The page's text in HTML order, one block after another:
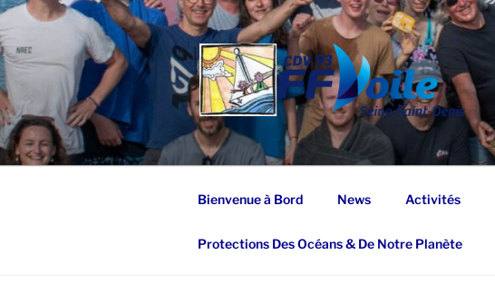
Aller
au
contenu
principal
Bienvenue à Bord News Activités
Protections Des Océans & De Notre Planète